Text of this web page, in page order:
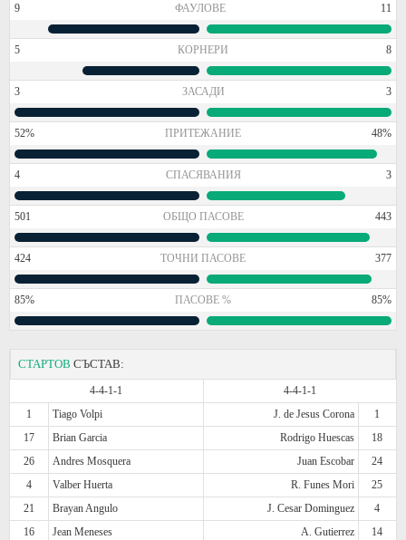
9 ФАУЛОВЕ 11
5 КОРНЕРИ 8
3 ЗАСАДИ 3
52% ПРИТЕЖАНИЕ 48%
4 СПАСЯВАНИЯ 3
501 ОБЩО ПАСОВЕ 443
424 ТОЧНИ ПАСОВЕ 377
85% ПАСОВЕ % 85%
СТАРТОВ СЪСТАВ:
4-4-1-1
4-4-1-1
1
Tiago Volpi J. de Jesus Corona
1
17
Brian Garcia Rodrigo Huescas
18
26
Andres Mosquera Juan Escobar
24
4
Valber Huerta R. Funes Mori
25
21
Brayan Angulo J. Cesar Dominguez
4
16
Jean Meneses A. Gutierrez
14